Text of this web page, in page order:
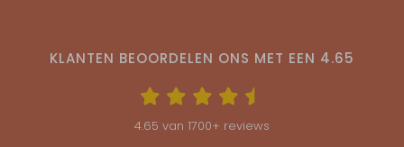
KLANTEN BEOORDELEN ONS MET EEN 4.65
4.65 van 1700+ reviews